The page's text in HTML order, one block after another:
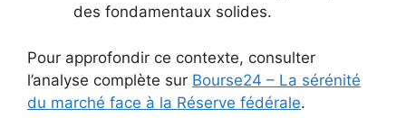
des fondamentaux solides.
Pour approfondir ce contexte, consulter
l’analyse complète sur Bourse24 – La sérénité
du marché face à la Réserve fédérale.